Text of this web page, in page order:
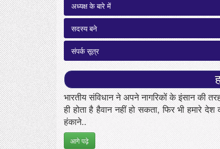
अध्यक्ष के बारे में
सदस्य बने
संपर्क सूत्र
भारतीय संविधान ने अपने नागरिकों के इंसान की
ही होता है हैवान नहीं हो सकता, फिर भी हमारे
हंकाने..
आगे पढ़े